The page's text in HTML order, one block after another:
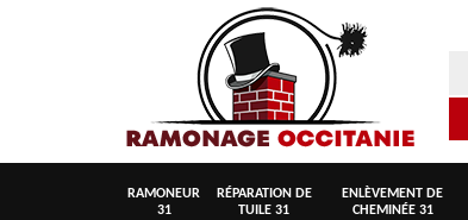
RAMONEUR
31
RÉPARATION DE
TUILE 31
ENLÈVEMENT DE
CHEMINÉE 31